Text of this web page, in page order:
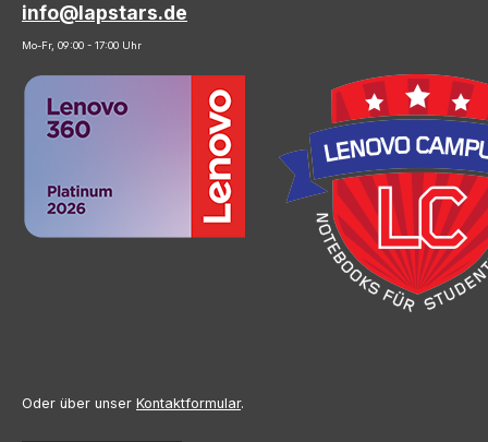
info@lapstars.de
Mo-Fr, 09:00 - 17:00 Uhr
Oder über unser Kontaktformular.